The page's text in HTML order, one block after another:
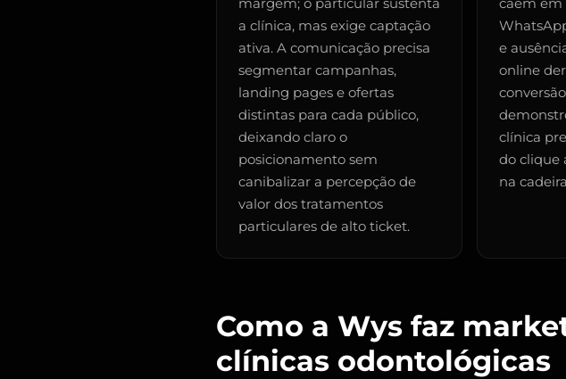
margem; o particular sustenta
a clínica, mas exige captação
ativa. A comunicação precisa
segmentar campanhas,
landing pages e ofertas
distintas para cada público,
deixando claro o
posicionamento sem
canibalizar a percepção de
valor dos tratamentos
particulares de alto ticket.
caem em
e
online
clínica
do clique
na
Como a Wys faz
clínicas odontológicas